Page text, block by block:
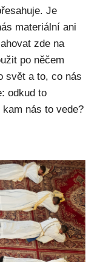
Je
materiální ani
zde na
po něčem
svět a to, co nás
odkud to
nás to vede?